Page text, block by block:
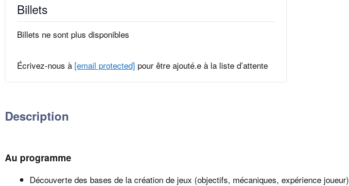
Billets
Billets ne sont plus disponibles
Écrivez-nous à [email protected] pour être ajouté.e à la liste d’attente
Description
Au programme
Découverte des bases de la création de jeux (objectifs, mécaniques, expérience joueur)